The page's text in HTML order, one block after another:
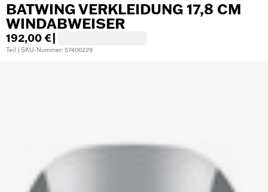
BATWING VERKLEIDUNG 17,8 CM
WINDABWEISER
192,00 €
Teil | SKU-Nummer: 57400229